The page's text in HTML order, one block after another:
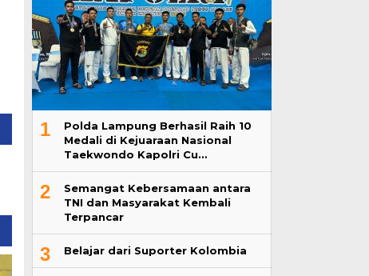
1
Polda Lampung Berhasil Raih 10
Medali di Kejuaraan Nasional
Taekwondo Kapolri Cu…
2
Semangat Kebersamaan antara
TNI dan Masyarakat Kembali
Terpancar
3 Belajar dari Suporter Kolombia